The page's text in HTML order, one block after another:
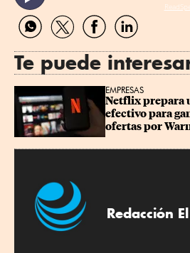
Compartir
por
Compartir
por
Compartir
por
Compartir
por
Te puede
EMPRESAS
Netflix prepara
efectivo para
ofertas por
Redacción